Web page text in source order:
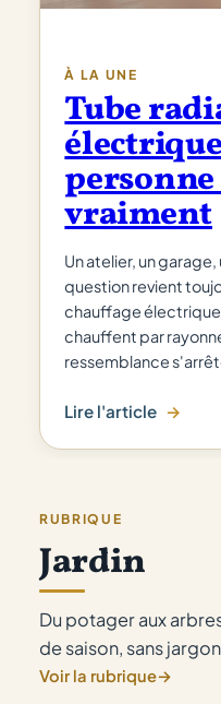
À LA UNE
Tube
vraiment
Un atelier, un
question revient
chauffage électrique
chauffent par
ressemblance
Lire l'article
:
Tube
électrique
:
ce
que
personne
RUBRIQUE
Jardin
Du potager aux
de saison, sans
Voir la rubrique→